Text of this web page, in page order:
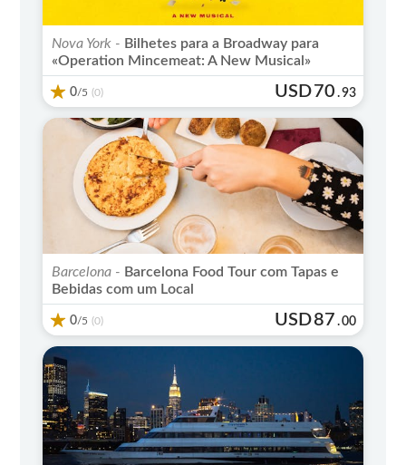
Nova York - Bilhetes para a Broadway para
«Operation Mincemeat: A New Musical»
0/5 (0) USD70 .93
Barcelona - Barcelona Food Tour com Tapas e
Bebidas com um Local
0/5 (0) USD87 .00